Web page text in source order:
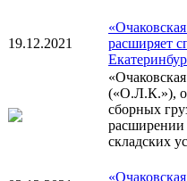
19.12.2021
расширяет
(«О.Л.К.»),
сборных
расширении
складских